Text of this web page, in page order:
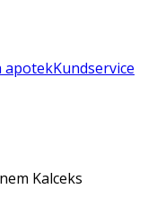
apotekKundservice
Kalceks